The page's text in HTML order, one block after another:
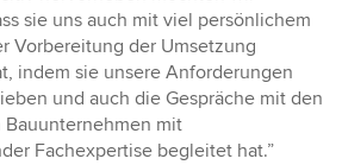
sie uns auch mit viel persönlichem
Vorbereitung der Umsetzung
indem sie unsere Anforderungen
und auch die Gespräche mit den
Bauunternehmen mit
Fachexpertise begleitet hat.”